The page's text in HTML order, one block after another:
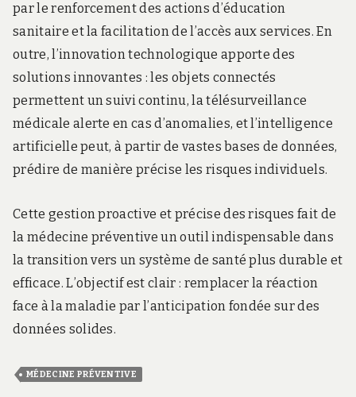
par le renforcement des actions d’éducation
sanitaire et la facilitation de l’accès aux services. En
outre, l’innovation technologique apporte des
solutions innovantes : les objets connectés
permettent un suivi continu, la télésurveillance
médicale alerte en cas d’anomalies, et l’intelligence
artificielle peut, à partir de vastes bases de données,
prédire de manière précise les risques individuels.
Cette gestion proactive et précise des risques fait de
la médecine préventive un outil indispensable dans
la transition vers un système de santé plus durable et
efficace. L’objectif est clair : remplacer la réaction
face à la maladie par l’anticipation fondée sur des
données solides.
MÉDECINE PRÉVENTIVE